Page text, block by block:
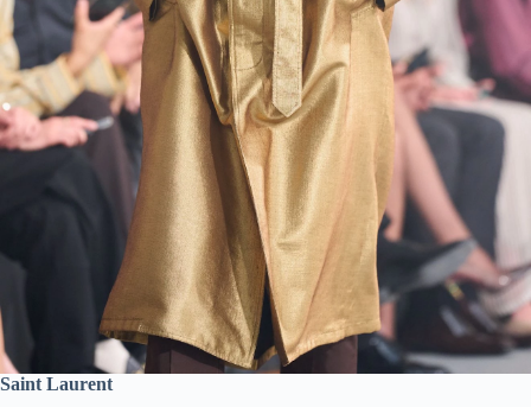
Saint Laurent